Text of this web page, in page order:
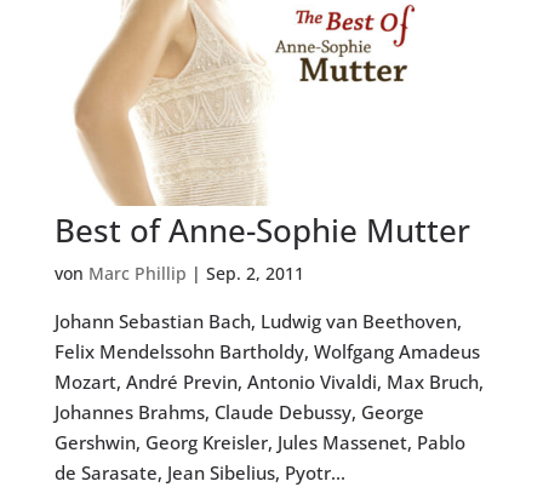
Best of Anne-Sophie Mutter
von Marc Phillip | Sep. 2, 2011
Johann Sebastian Bach, Ludwig van Beethoven,
Felix Mendelssohn Bartholdy, Wolfgang Amadeus
Mozart, André Previn, Antonio Vivaldi, Max Bruch,
Johannes Brahms, Claude Debussy, George
Gershwin, Georg Kreisler, Jules Massenet, Pablo
de Sarasate, Jean Sibelius, Pyotr...